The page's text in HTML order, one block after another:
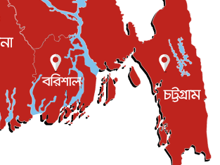
বিনোদন ৮ আগস্ট, ২০২৬
লন্ডন মসজিদের জুমার খুতবা : “কুরআন হোক জীবন দেখার
ইসলাম ও জীবন ৭ আগস্ট, ২০২৬
কন্যা মোহিনী রশিদ এনওয়াইপিডির উচ্চপদস্থ কর্মকর্তা
দেশজুড়ে ৬ আগস্ট, ২০২৬
সবার জন্য উন্মুক্ত জুলাই স্মৃতি জাদুঘর
৬ আগস্ট, ২০২৬